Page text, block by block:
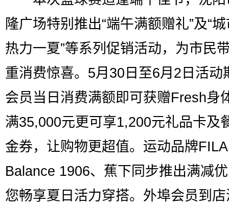
隆广场特别推出“端午满额赠礼”及“
热力一夏”等系列促销活动，为市民
重消费惊喜。5月30日至6月2日活动
会员当日消费满额即可获赠Fresh身
满35,000元更可享1,200元礼品卡及
金券，让购物更超值。运动品牌
Balance 1906、蕉下同步推出满减
您畅享夏日活力穿搭。外埠会员到